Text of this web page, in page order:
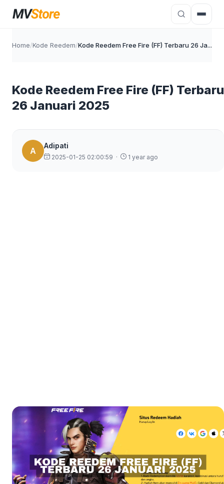
Home/Kode Reedem/Kode Reedem Free Fire (FF) Terbaru 26 Ja...
Kode Reedem Free Fire (FF) Terbaru
26 Januari 2025
A
Adipati
2025-01-25 02:00:59 · 1 year ago